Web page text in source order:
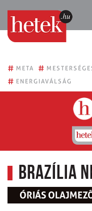
# META #
# ENERGIAVÁLSÁG
Brazília
ÓRIÁS